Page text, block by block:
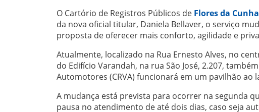
O Cartório de Registros Públicos de Flores da Cunha
da nova oficial titular, Daniela Bellaver, o serviço
proposta de oferecer mais conforto, agilidade e
Atualmente, localizado na Rua Ernesto Alves, no
do Edifício Varandah, na rua São José, 2.207,
Automotores (CRVA) funcionará em um pavilhão ao
A mudança está prevista para ocorrer na segunda
pausa no atendimento de até dois dias, caso seja